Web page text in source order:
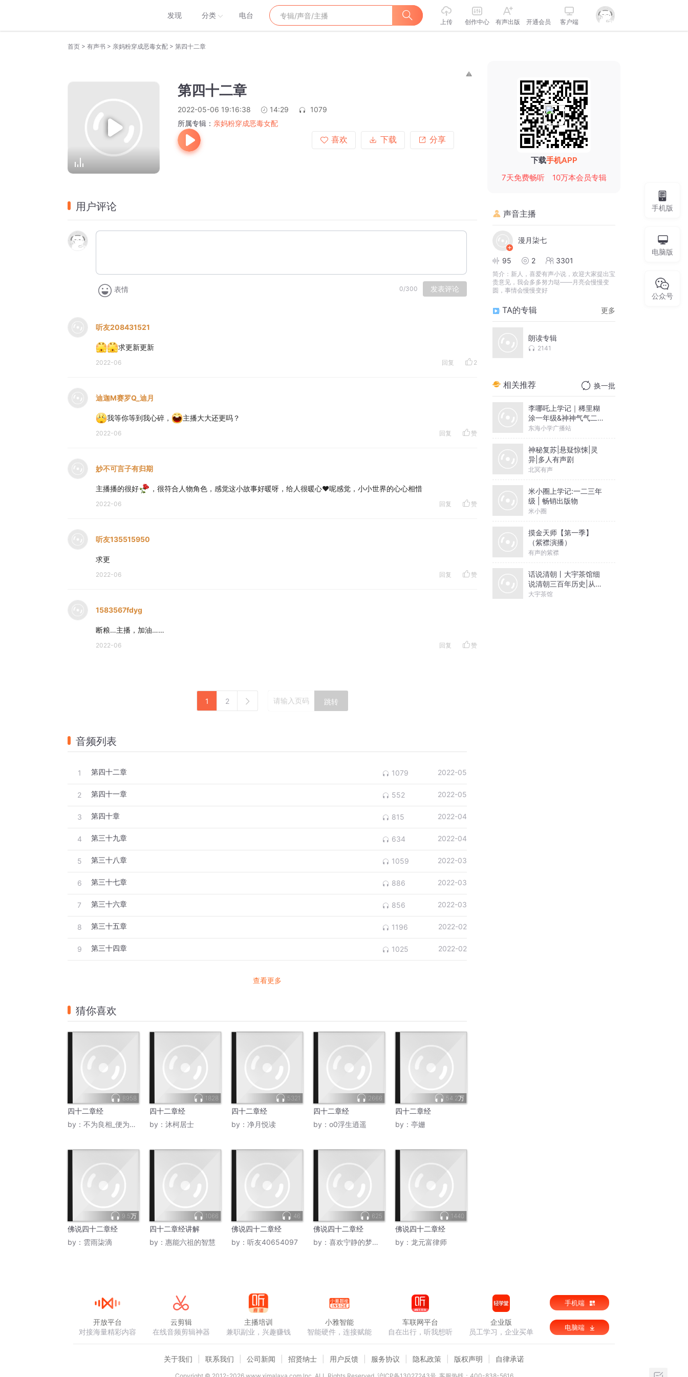
发现 分类 电台
上传 创作中心 有声出版 开通会员 客户端
首页 > 有声书 > 亲妈粉穿成恶毒女配 > 第四十二章
第四十二章
2022-05-06 19:16:38 14:29
1079
所属专辑： 亲妈粉穿成恶毒女配
喜欢
下载 分享
用户评论
表情 0/300 发表评论
听友208431521
求更新更新
2022-06 回复 2
迪迦M赛罗Q_迪月
我等你等到我心碎， 主播大大还更吗？
2022-06 回复 赞
妙不可言子有归期
主播播的很好 ，很符合人物角色，感觉这小故事好暖呀，给人很暖心❤️呢感觉，小小世界的心心相惜
2022-06 回复 赞
听友135515950
求更
2022-06 回复 赞
1583567fdyg
断粮…主播，加油……
2022-06 回复 赞
1 2 跳转
音频列表
1 第四十二章 1079 2022-05
2 第四十一章 552 2022-05
3 第四十章 815 2022-04
4 第三十九章 634 2022-04
5 第三十八章 1059 2022-03
6 第三十七章 886 2022-03
7 第三十六章 856 2022-03
8 第三十五章 1196 2022-02
9 第三十四章 1025 2022-02
查看更多
猜你喜欢
8958
四十二章经
by： 不为良相_便为良医
1828
四十二章经
by： 沐柯居士
5321
四十二章经
by： 净月悦读
2666
四十二章经
by： o0浮生逍遥
54.2万
四十二章经
by： 亭姗
9.5万
佛说四十二章经
by： 雲雨柒滴
1066
四十二章经讲解
by： 惠能六祖的智慧
46
佛说四十二章经
by： 听友40654097
625
佛说四十二章经
by： 喜欢宁静的梦月琴
1440
佛说四十二章经
by： 龙元富律师
下载手机APP
7天免费畅听
10万本会员专辑
声音主播
漫月柒七
95 2 3301
简介： 新人，喜爱有声小说，欢迎大家提出宝
贵意见，我会多多努力哒——月亮会慢慢变
圆，事情会慢慢变好
TA的专辑 更多
朗读专辑
2141
相关推荐 换一批
李哪吒上学记｜稀里糊
涂一年级&神神气气二年
级
东海小学广播站
神秘复苏|悬疑惊悚|灵
异|多人有声剧
北冥有声
米小圈上学记:一二三年
级 | 畅销出版物
米小圈
摸金天师【第一季】
（紫襟演播）
有声的紫襟
话说清朝丨大宇茶馆细
说清朝三百年历史|从努
尔哈赤到末代皇帝溥仪|
大宇茶馆
手机版
电脑版
公众号
开放平台
对接海量精彩内容
云剪辑
在线音频剪辑神器
主播培训
兼职副业，兴趣赚钱
小雅智能
智能硬件，连接赋能
车联网平台
自在出行，听我想听
企业版
员工学习，企业买单
手机端
电脑端
关于我们 联系我们 公司新闻 招贤纳士 用户反馈 服务协议 隐私政策 版权声明 自律承诺